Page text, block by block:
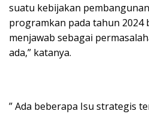
suatu kebijakan
programkan pada tahun 2024
menjawab sebagai
ada,” katanya.
” Ada beberapa Isu strategis